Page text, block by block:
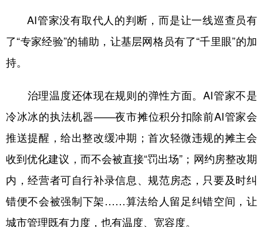
AI管家没有取代人的判断，而是让一线巡查员有
了“专家经验”的辅助，让基层网格员有了“千里眼”的加
持。
治理温度还体现在规则的弹性方面。AI管家不是
冷冰冰的执法机器——夜市摊位积分扣除前AI管家会
推送提醒，给出整改缓冲期；首次轻微违规的摊主会
收到优化建议，而不会被直接“罚出场”；网约房整改期
内，经营者可自行补录信息、规范房态，只要及时纠
错便不会被强制下架……算法给人留足纠错空间，让
城市管理既有力度，也有温度、宽容度。